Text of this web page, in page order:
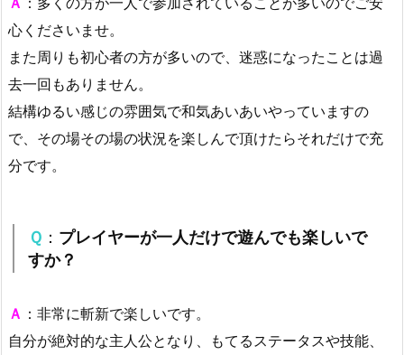
心くださいませ。
また周りも初心者の方が多いので、迷惑になったことは過
去一回もありません。
結構ゆるい感じの雰囲気で和気あいあいやっていますの
で、その場その場の状況を楽しんで頂けたらそれだけで充
分です。
Ｑ ： プレイヤーが一人だけで遊んでも楽しいで
すか？
Ａ ：非常に斬新で楽しいです。
自分が絶対的な主人公となり、もてるステータスや技能、